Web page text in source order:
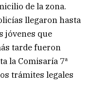
de la zona.
llegaron hasta
jóvenes que
tarde fueron
la Comisaría 7ª
trámites legales